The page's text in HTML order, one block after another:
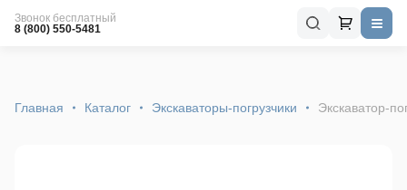
Звонок бесплатный
8 (800) 550-5481
Главная Каталог Экскаваторы-погрузчики Экскаватор-